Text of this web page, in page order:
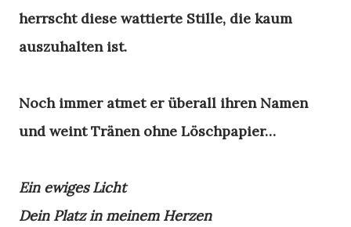
herrscht diese wattierte Stille, die kaum
auszuhalten ist.
Noch immer atmet er überall ihren Namen
und weint Tränen ohne Löschpapier…
Ein ewiges Licht
Dein Platz in meinem Herzen